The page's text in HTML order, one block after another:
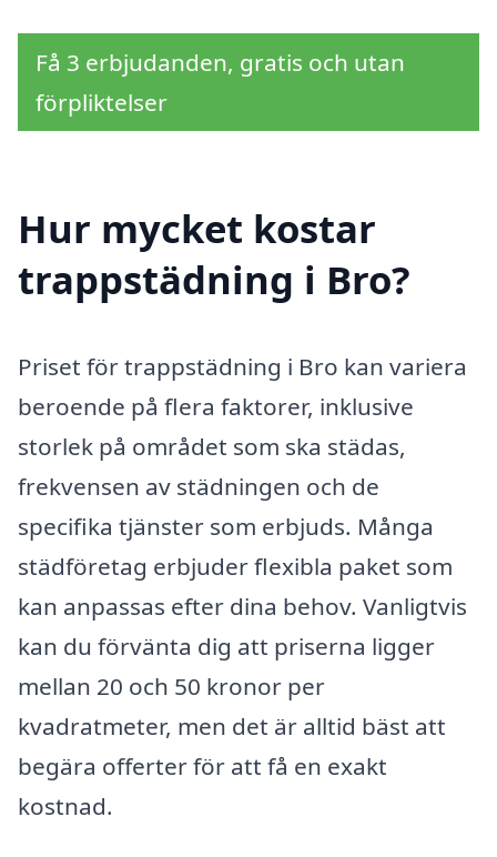
Få 3 erbjudanden, gratis och utan
förpliktelser
Hur mycket kostar
trappstädning i Bro?
Priset för trappstädning i Bro kan variera
beroende på flera faktorer, inklusive
storlek på området som ska städas,
frekvensen av städningen och de
specifika tjänster som erbjuds. Många
städföretag erbjuder flexibla paket som
kan anpassas efter dina behov. Vanligtvis
kan du förvänta dig att priserna ligger
mellan 20 och 50 kronor per
kvadratmeter, men det är alltid bäst att
begära offerter för att få en exakt
kostnad.